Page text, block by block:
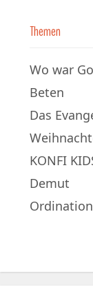
Themen
Wo war
Beten
Das
KONFI
Demut
Ordination